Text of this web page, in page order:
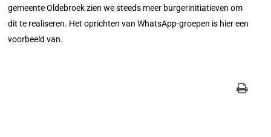
gemeente Oldebroek zien we steeds meer burgerinitiatieven om
dit te realiseren. Het oprichten van WhatsApp-groepen is hier een
voorbeeld van.